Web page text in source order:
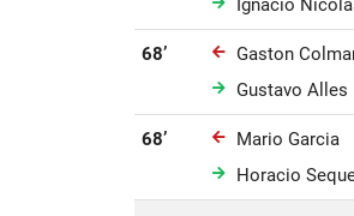
68’
Gaston
Gustavo Alles
68’
Mario Garcia
Horacio